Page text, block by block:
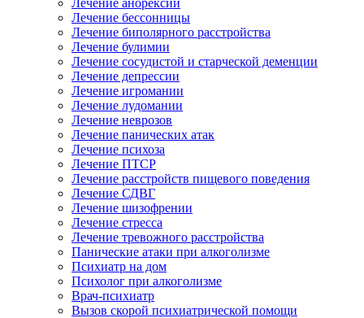
Лечение анорексии
Лечение бессонницы
Лечение биполярного расстройства
Лечение булимии
Лечение сосудистой и старческой деменции
Лечение депрессии
Лечение игромании
Лечение лудомании
Лечение неврозов
Лечение панических атак
Лечение психоза
Лечение ПТСР
Лечение расстройств пищевого поведения
Лечение СДВГ
Лечение шизофрении
Лечение стресса
Лечение тревожного расстройства
Панические атаки при алкоголизме
Психиатр на дом
Психолог при алкоголизме
Врач-психиатр
Вызов скорой психиатрической помощи